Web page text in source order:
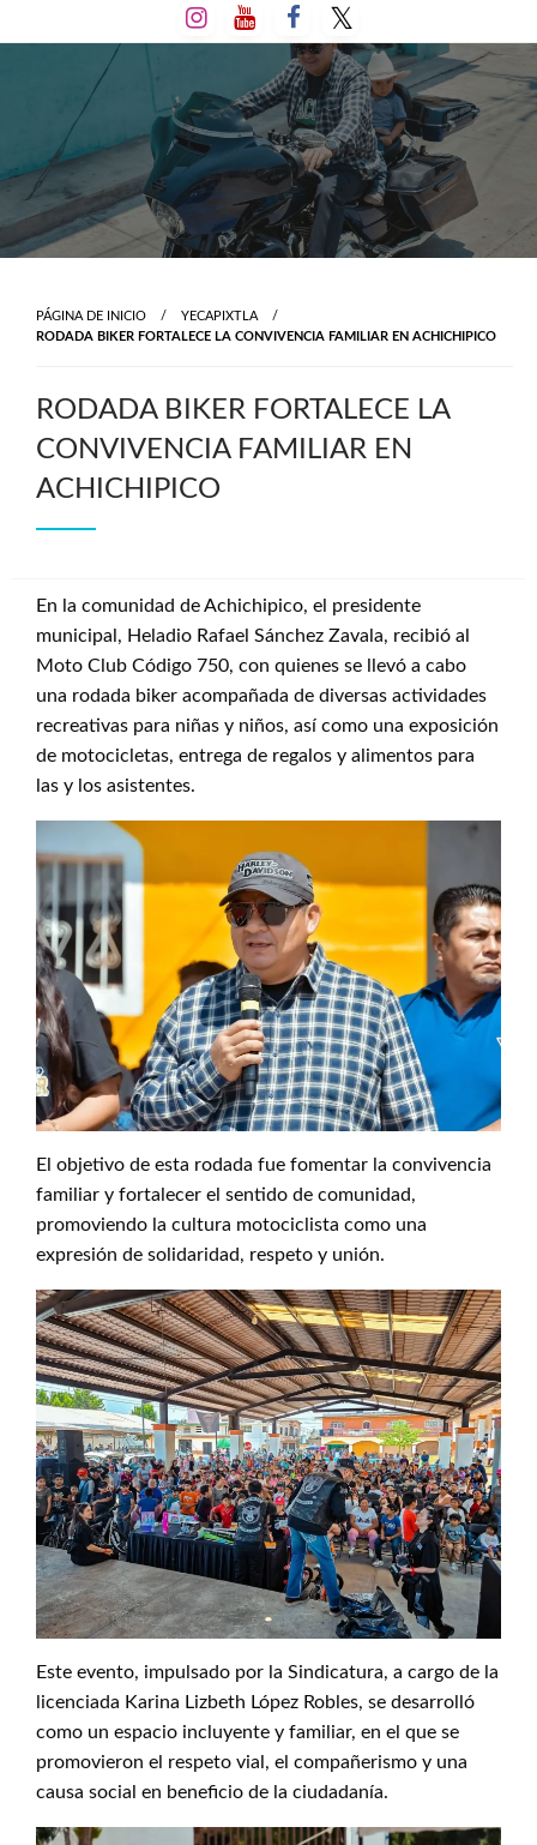
al
PÁGINA DE INICIO
YECAPIXTLA
RODADA BIKER FORTALECE LA CONVIVENCIA FAMILIAR EN ACHICHIPICO
RODADA BIKER FORTALECE LA
CONVIVENCIA FAMILIAR EN
ACHICHIPICO
En la comunidad de Achichipico, el presidente
municipal, Heladio Rafael Sánchez Zavala, recibió al
Moto Club Código 750, con quienes se llevó a cabo
una rodada biker acompañada de diversas actividades
recreativas para niñas y niños, así como una exposición
de motocicletas, entrega de regalos y alimentos para
las y los asistentes.
El objetivo de esta rodada fue fomentar la convivencia
familiar y fortalecer el sentido de comunidad,
promoviendo la cultura motociclista como una
expresión de solidaridad, respeto y unión.
Este evento, impulsado por la Sindicatura, a cargo de la
licenciada Karina Lizbeth López Robles, se desarrolló
como un espacio incluyente y familiar, en el que se
promovieron el respeto vial, el compañerismo y una
causa social en beneficio de la ciudadanía.